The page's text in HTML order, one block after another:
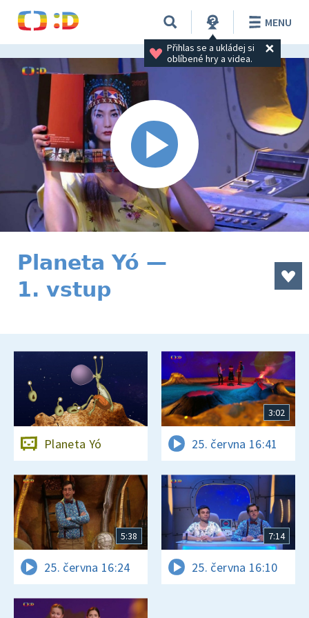
Přihlas se a ukládej si
oblíbené hry a videa.
MENU
Planeta Yó —
1. vstup
Planeta Yó
3:02
25. června 16:41
5:38
25. června 16:24
7:14
25. června 16:10